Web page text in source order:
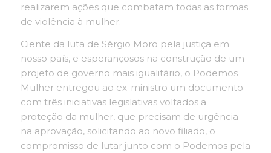
realizarem ações que combatam todas as formas
de violência à mulher.
Ciente da luta de Sérgio Moro pela justiça em
nosso país, e esperançosos na construção de um
projeto de governo mais igualitário, o Podemos
Mulher entregou ao ex-ministro um documento
com três iniciativas legislativas voltados a
proteção da mulher, que precisam de urgência
na aprovação, solicitando ao novo filiado, o
compromisso de lutar junto com o Podemos pela